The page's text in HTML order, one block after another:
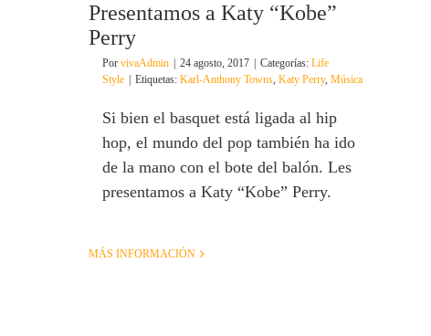
Presentamos a Katy “Kobe”
Perry
Por vivaAdmin 24 agosto, 2017 Categorías: Life
Style
Etiquetas: Karl-Anthony Towns, Katy Perry, Música
Si bien el basquet está ligada al hip
hop, el mundo del pop también ha ido
de la mano con el bote del balón. Les
presentamos a Katy “Kobe” Perry.
MÁS INFORMACIÓN